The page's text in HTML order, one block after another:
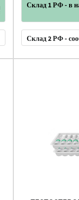
Склад 1 РФ - в
Склад 2 РФ -